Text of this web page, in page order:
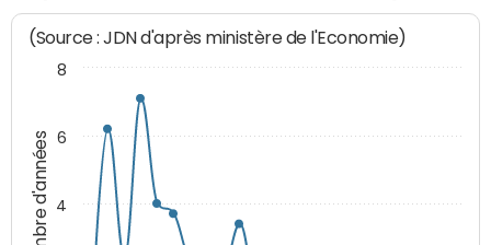
Nombre d'années
(Source : JDN d'après ministère de l'Economie)
4
6
8